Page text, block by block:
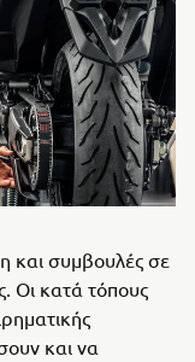
και συμβουλές σε
Οι κατά τόπους
και να